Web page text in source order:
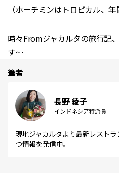
（ホーチミンはトロピカル、年
時々Fromジャカルタの旅行記
す～
筆者
長野 綾子
インドネシア特派員
現地ジャカルタより最新レスト
つ情報を発信中。